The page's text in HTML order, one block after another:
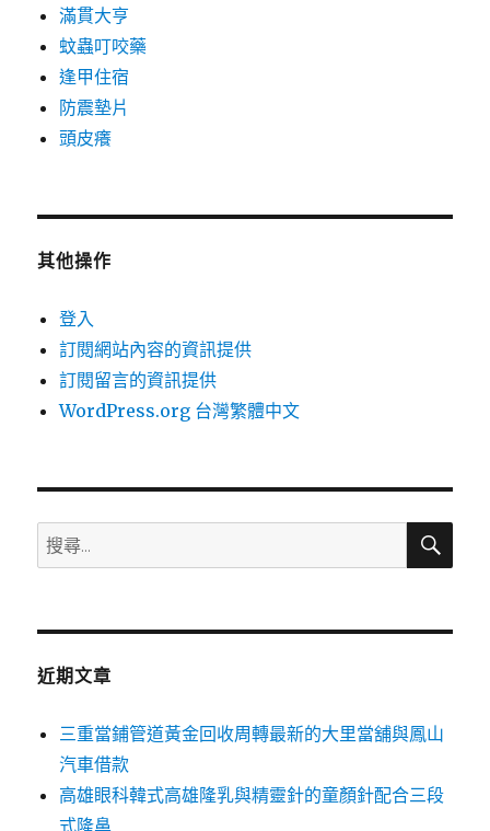
滿貫大亨
蚊蟲叮咬藥
逢甲住宿
防震墊片
頭皮癢
其他操作
登入
訂閱網站內容的資訊提供
訂閱留言的資訊提供
WordPress.org 台灣繁體中文
搜
尋
鍵
搜
近期文章
三重當鋪管道黃金回收周轉最新的大里當舖與鳳山
汽車借款
高雄眼科韓式高雄隆乳與精靈針的童顏針配合三段
式隆鼻